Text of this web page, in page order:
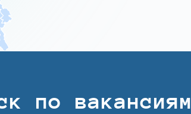
по вакансиям